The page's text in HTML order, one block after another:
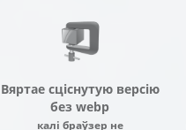
Вяртае сціснутую версію
без webp
калі браўзер не